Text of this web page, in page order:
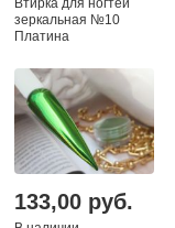
Втирка для ногтей
зеркальная №10
Платина
133,00 руб.